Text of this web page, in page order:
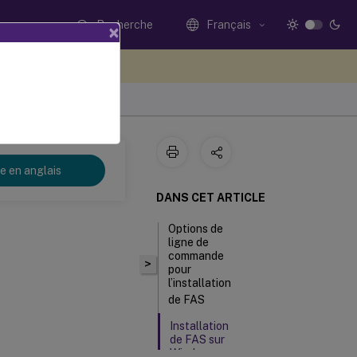
Recherche Français
en anglais
>
DANS CET ARTICLE
Options de
ligne de
commande
pour
l’installation
de FAS
Installation
de FAS sur
Windows
×